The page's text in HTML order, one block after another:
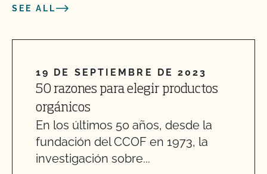
SEE ALL
19 DE SEPTIEMBRE DE 2023
50 razones para elegir productos
orgánicos
En los últimos 50 años, desde la
fundación del CCOF en 1973, la
investigación sobre...